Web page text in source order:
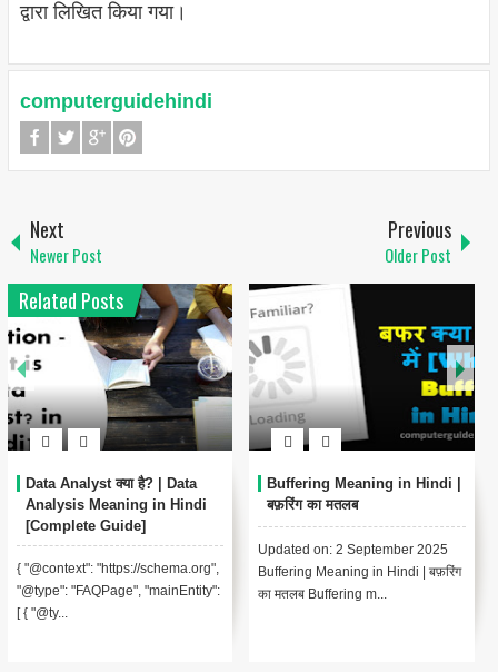
द्वारा लिखित किया गया।
computerguidehindi
Next
Newer Post
Previous
Older Post
Related Posts
Data Analyst क्या है? | Data
Analysis Meaning in Hindi
[Complete Guide]
{ "@context": "https://schema.org",
"@type": "FAQPage", "mainEntity":
[ { "@ty...
Buffering Meaning in Hindi |
बफ़रिंग का मतलब
Updated on: 2 September 2025
Buffering Meaning in Hindi | बफ़रिंग
का मतलब Buffering m...